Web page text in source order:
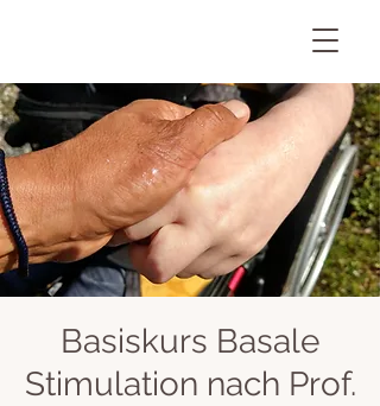
Basiskurs Basale
Stimulation nach Prof.